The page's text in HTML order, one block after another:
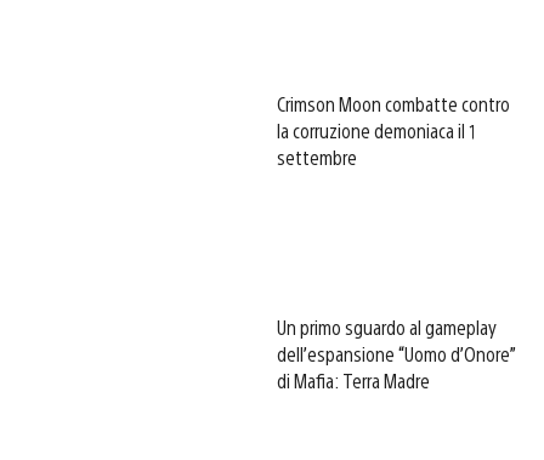
Crimson Moon combatte contro
la corruzione demoniaca il 1
settembre
Un primo sguardo al gameplay
dell’espansione “Uomo d’Onore”
di Mafia: Terra Madre